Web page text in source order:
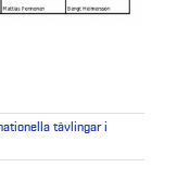
tävlingar i